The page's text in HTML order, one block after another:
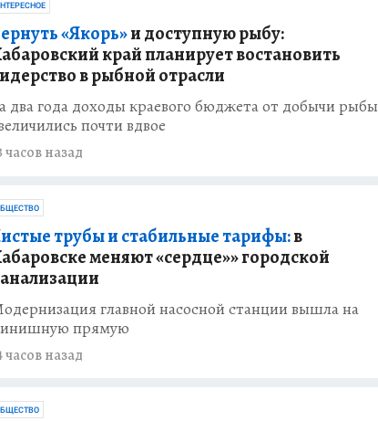
«Якорь»и доступную рыбу:
край планирует востановить
в рыбной отрасли
два года доходы краевого бюджета от добычи рыбы
почти вдвое
часов назад
трубы и стабильные тарифы:в
меняют «сердце»» городской
главной насосной станции вышла на
прямую
часов назад